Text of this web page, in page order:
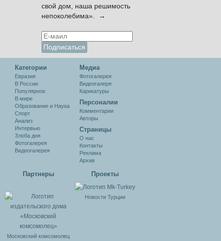
свой дом, наша решимость
непоколебима». →
Категории
Евразия
В России
Популярное
В мире
Образование и Наука
Спорт
Анализ
Интервью
Злоба дня
Фотогалерея
Видеогалерея
Медиа
Фотогалерея
Видеогалеря
Карикатуры
Персоналии
Комментарии
Авторы
Cтраницы
О нас
Контакты
Реклама
Архив
Партнеры
Московский комсомолец
Проекты
Новости Турции